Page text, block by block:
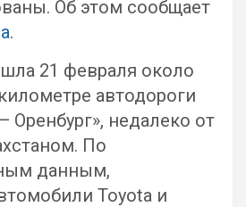
Об этом сообщает
.
21 февраля около
автодороги
Оренбург», недалеко от
По
данным,
Toyota и